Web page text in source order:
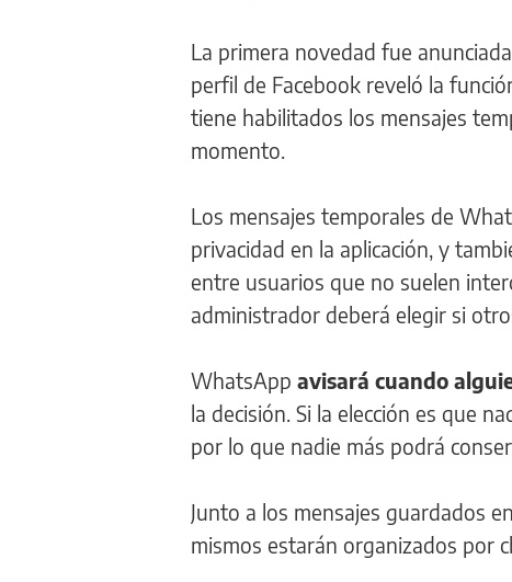
La primera novedad fue
perfil de Facebook reveló la
tiene habilitados los mensajes
momento.
Los mensajes temporales de
privacidad en la aplicación, y
entre usuarios que no suelen
administrador deberá elegir si
WhatsApp avisará cuando
la decisión. Si la elección es que
por lo que nadie más podrá
Junto a los mensajes guardados
mismos estarán organizados por